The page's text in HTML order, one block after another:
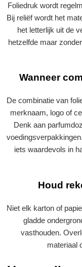
Foliedruk wordt
Bij reliëf wordt het
het letterlijk uit de
hetzelfde maar
Wanneer
De combinatie van
merknaam, logo of
Denk aan
iets waardevols in
Houd
Niet elk karton of
gladde
vasthouden.
materiaal